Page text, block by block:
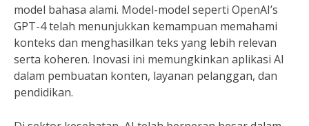
model bahasa alami. Model-model seperti OpenAI’s
GPT-4 telah menunjukkan kemampuan memahami
konteks dan menghasilkan teks yang lebih relevan
serta koheren. Inovasi ini memungkinkan aplikasi AI
dalam pembuatan konten, layanan pelanggan, dan
pendidikan.